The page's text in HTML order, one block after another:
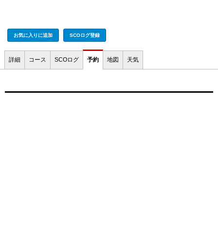
お気に入りに追加 SCOログ登録
詳細 コース SCOログ 予約 地図 天気